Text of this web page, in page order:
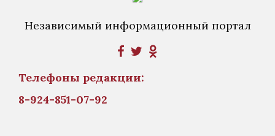
Независимый информационный портал
Телефоны редакции:
8-924-851-07-92